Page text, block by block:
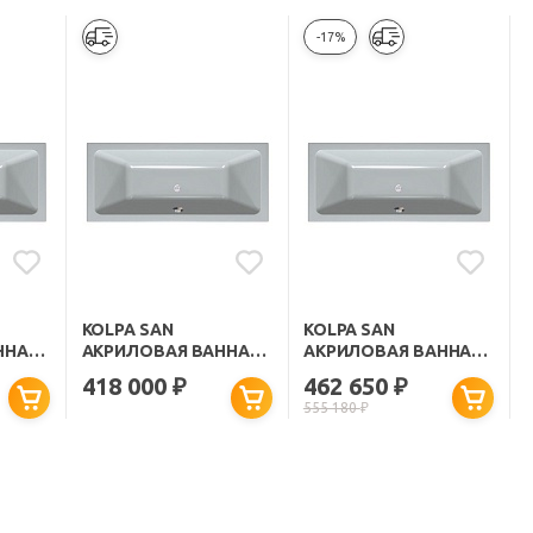
KOLPA SAN
АКРИЛОВАЯ ВАННА
ELEKTRA MAGIC
170X80
418 000 ₽
-17%
KOLPA SAN
АКРИЛОВАЯ ВАННА
ELEKTRA SPECIAL
170X75
462 650 ₽
555 180₽